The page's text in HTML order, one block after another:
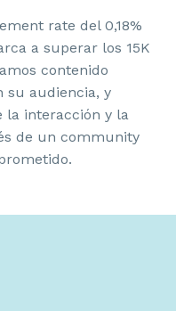
rate del 0,18%
a superar los 15K
contenido
su audiencia, y
la interacción y la
de un community